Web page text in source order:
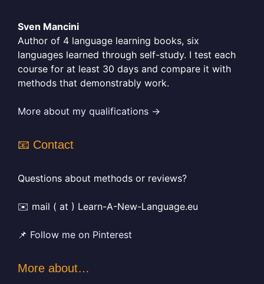
Sven Mancini
Author of 4 language learning books, six
languages learned through self-study. I test each
course for at least 30 days and compare it with
methods that demonstrably work.
More about my qualifications →
📧 Contact
Questions about methods or reviews?
✉️ mail ( at ) Learn-A-New-Language.eu
📌 Follow me on Pinterest
More about…